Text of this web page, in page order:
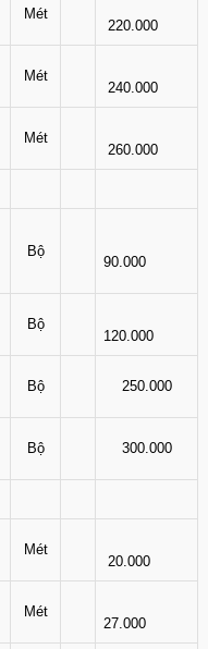
Mét
220.000
Mét
240.000
Mét
260.000
Bộ
90.000
Bộ
120.000
Bộ 250.000
Bộ 300.000
Mét
20.000
Mét
27.000